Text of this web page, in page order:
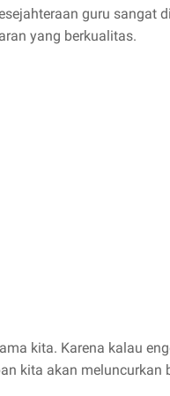
guru sangat
yang berkualitas.
kita. Karena kalau
kita akan